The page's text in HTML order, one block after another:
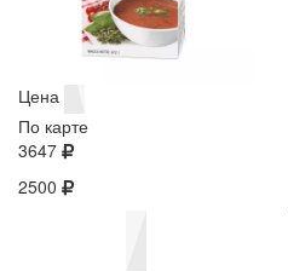
Цена
По карте
3647
2500